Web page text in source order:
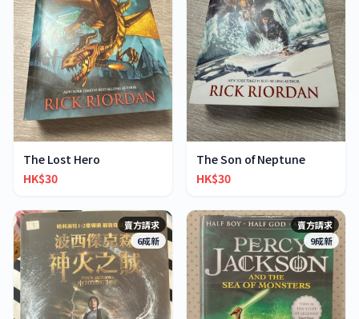
The Lost Hero
HK$30
The Son of Neptune
HK$30
賣方請求
6成新
賣方請求
9成新